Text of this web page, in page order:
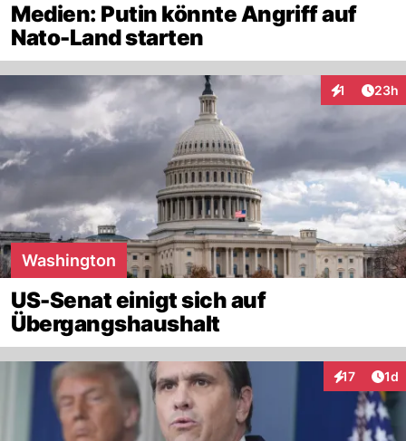
Medien: Putin könnte Angriff auf
Nato-Land starten
1
Interaktionen
23h
Washington
US-Senat einigt sich auf
Übergangshaushalt
17 1d